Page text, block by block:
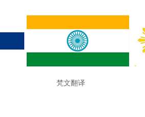
梵文翻译 菲律